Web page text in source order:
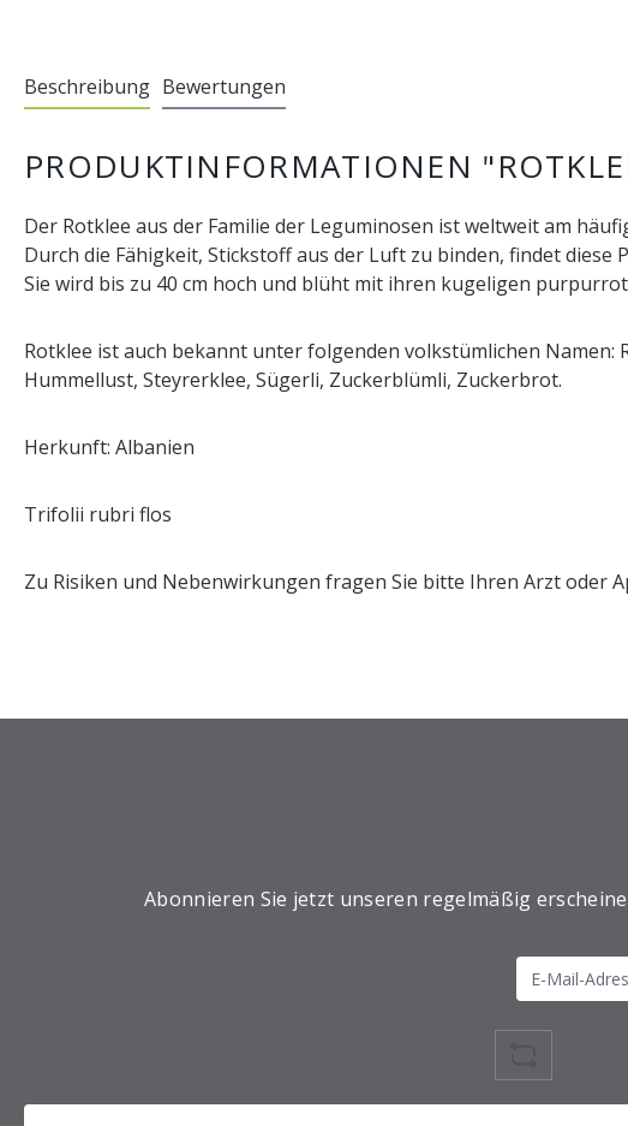
Beschreibung Bewertungen
PRODUKTINFORMATIONEN
Der Rotklee aus der Familie der Leguminosen ist weltweit am
Durch die Fähigkeit, Stickstoff aus der Luft zu binden, findet
Sie wird bis zu 40 cm hoch und blüht mit ihren kugeligen
Rotklee ist auch bekannt unter folgenden volkstümlichen Namen:
Hummellust, Steyrerklee, Sügerli, Zuckerblümli, Zuckerbrot.
Herkunft: Albanien
Trifolii rubri flos
Zu Risiken und Nebenwirkungen fragen Sie bitte Ihren Arzt oder
Abonnieren Sie jetzt unseren regelmäßig